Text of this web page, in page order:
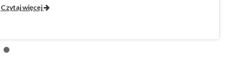
Czytaj więcej